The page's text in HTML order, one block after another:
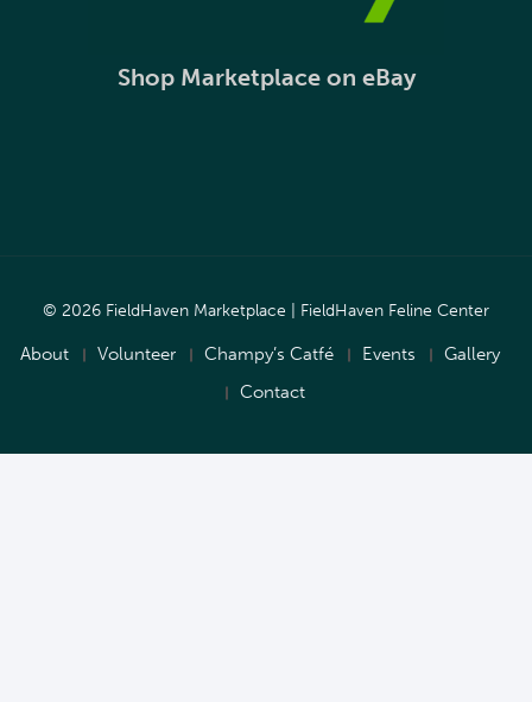
Shop Marketplace on eBay
© 2026 FieldHaven Marketplace | FieldHaven Feline Center
About Volunteer Champy’s Catfé Events
Gallery
Contact